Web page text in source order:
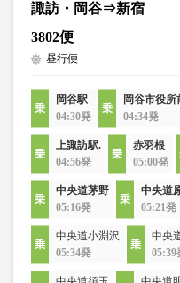
諏訪・岡谷⇒新宿
3802便
昼行便
岡谷駅
04:30発
岡谷市役所
04:34発
上諏訪駅.
04:56発
赤羽根
05:00発
中央道茅野
05:16発
中央道
05:21発
中央道小淵沢
05:34発
中央
05:39